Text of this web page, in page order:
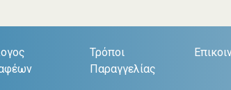
Τρόποι
Παραγγελίας